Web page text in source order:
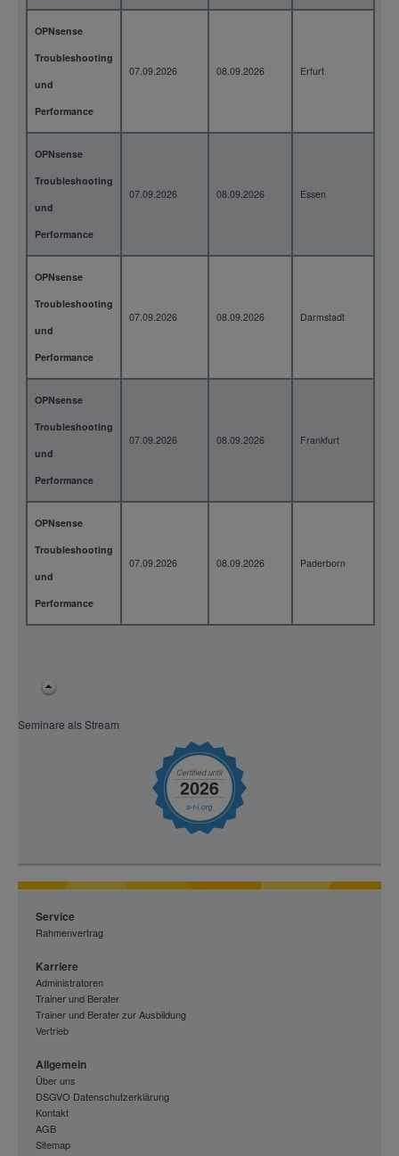
OPNsense
Troubleshooting
und
Performance
07.09.2026 08.09.2026 Erfurt
OPNsense
Troubleshooting
und
Performance
07.09.2026 08.09.2026 Essen
OPNsense
Troubleshooting
und
Performance
07.09.2026 08.09.2026 Darmstadt
OPNsense
Troubleshooting
und
Performance
07.09.2026 08.09.2026 Frankfurt
OPNsense
Troubleshooting
und
Performance
07.09.2026 08.09.2026 Paderborn
Seminare als Stream
Service
Rahmenvertrag
Karriere
Administratoren
Trainer und Berater
Trainer und Berater zur Ausbildung
Vertrieb
Allgemein
Über uns
DSGVO Datenschutzerklärung
Kontakt
AGB
Sitemap